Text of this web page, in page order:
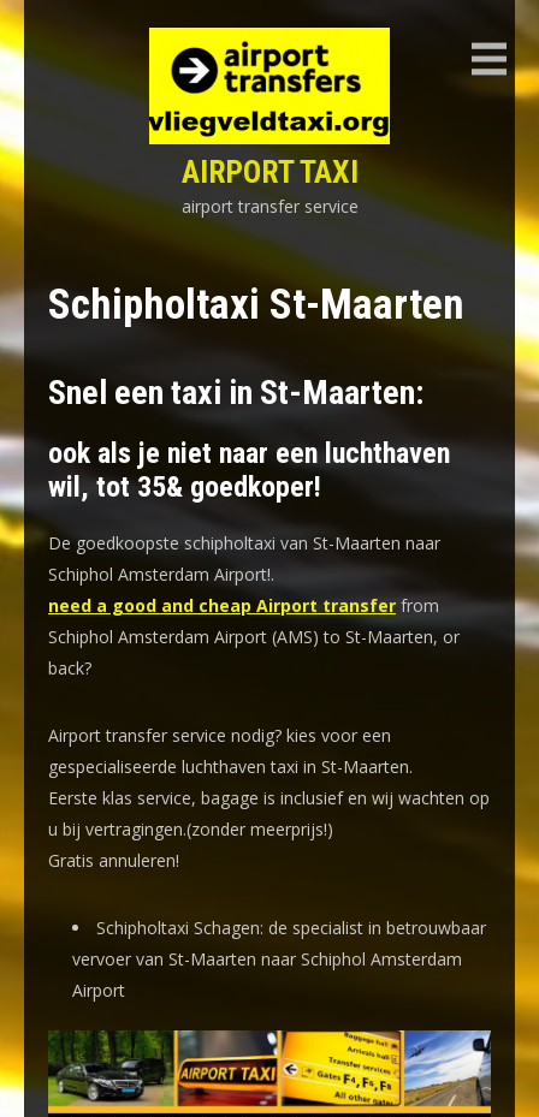
Skip
to
content
AIRPORT TAXI
airport transfer service
Schipholtaxi St-Maarten
Snel een taxi in St-Maarten:
ook als je niet naar een luchthaven
wil, tot 35& goedkoper!
De goedkoopste schipholtaxi van St-Maarten naar
Schiphol Amsterdam Airport!.
need a good and cheap Airport transfer from
Schiphol Amsterdam Airport (AMS) to St-Maarten, or
back?
Airport transfer service nodig? kies voor een
gespecialiseerde luchthaven taxi in St-Maarten.
Eerste klas service, bagage is inclusief en wij wachten op
u bij vertragingen.(zonder meerprijs!)
Gratis annuleren!
Schipholtaxi Schagen: de specialist in betrouwbaar
vervoer van St-Maarten naar Schiphol Amsterdam
Airport